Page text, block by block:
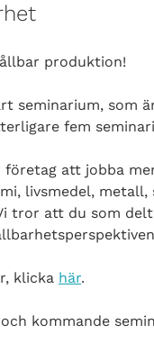
produktion!
seminarium, som
fem
att jobba
livsmedel,
tror att du som
klicka här.
kommande